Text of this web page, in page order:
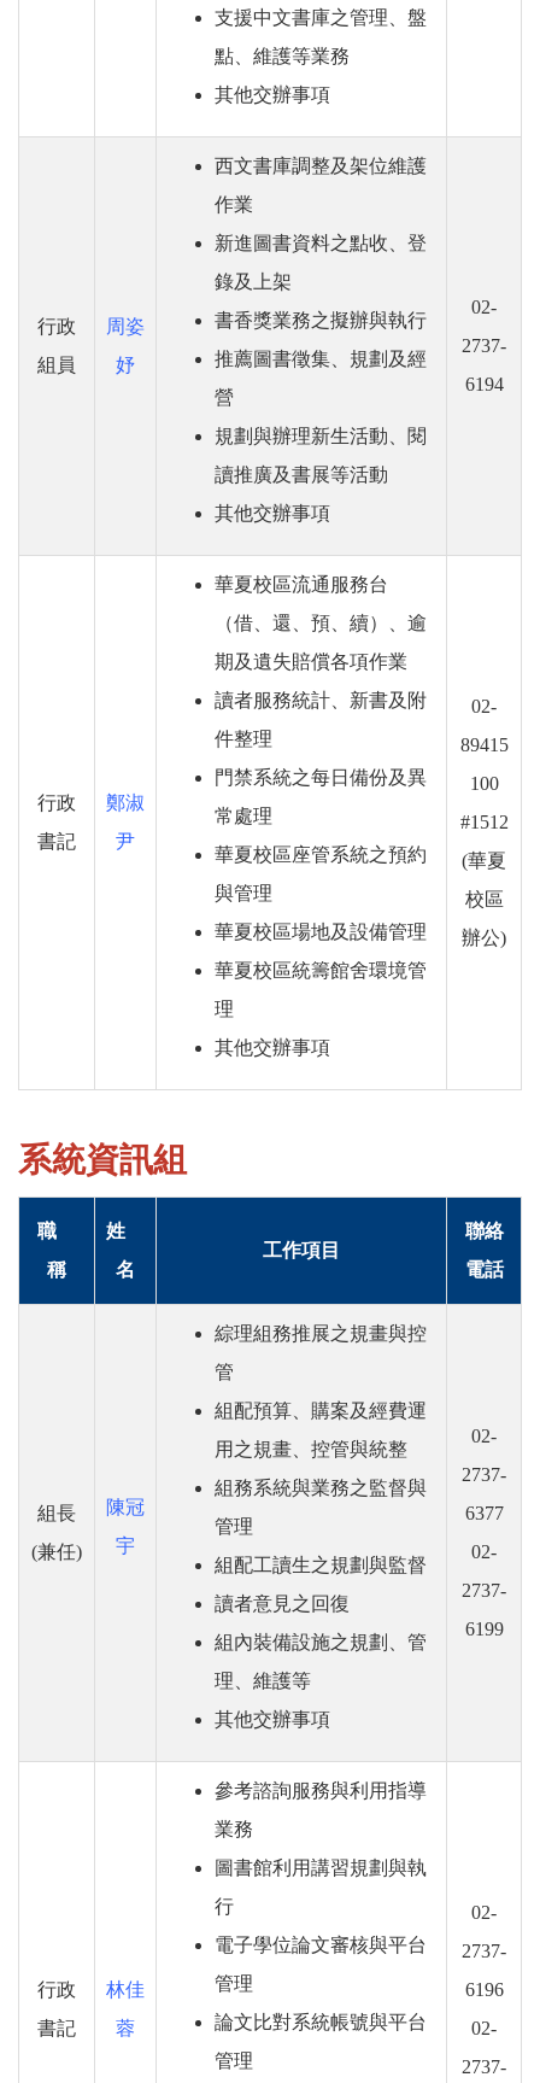
支援中文書庫之管理、盤
點、維護等業務
其他交辦事項
行政
組員
周姿
妤
西文書庫調整及架位維護
作業
新進圖書資料之點收、登
錄及上架
書香獎業務之擬辦與執行
推薦圖書徵集、規劃及經
營
規劃與辦理新生活動、閱
讀推廣及書展等活動
其他交辦事項
02-
2737-
6194
行政
書記
鄭淑
尹
華夏校區流通服務台
（借、還、預、續）、逾
期及遺失賠償各項作業
讀者服務統計、新書及附
件整理
門禁系統之每日備份及異
常處理
華夏校區座管系統之預約
與管理
華夏校區場地及設備管理
華夏校區統籌館舍環境管
理
其他交辦事項
02-
89415
100
#1512
(華夏
校區
辦公)
系統資訊組
職
稱
姓
名
工作項目
聯絡
電話
組長
(兼任)
陳冠
宇
綜理組務推展之規畫與控
管
組配預算、購案及經費運
用之規畫、控管與統整
組務系統與業務之監督與
管理
組配工讀生之規劃與監督
讀者意見之回復
組內裝備設施之規劃、管
理、維護等
其他交辦事項
02-
2737-
6377
02-
2737-
6199
行政
書記
林佳
蓉
參考諮詢服務與利用指導
業務
圖書館利用講習規劃與執
行
電子學位論文審核與平台
管理
論文比對系統帳號與平台
管理
02-
2737-
6196
02-
2737-